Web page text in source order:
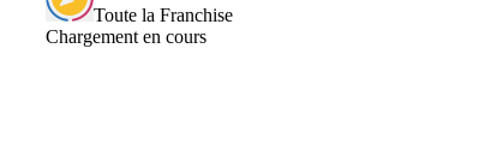
Toute la Franchise
Chargement en cours